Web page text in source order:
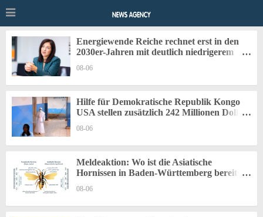
Energiewende Reiche rechnet erst in den
2030er-Jahren mit deutlich niedrigerem
08-06
Hilfe für Demokratische Republik Kongo
USA stellen zusätzlich 242 Millionen Dollar
08-06
Meldeaktion: Wo ist die Asiatische
Hornissen in Baden-Württemberg bereits
Art auf NABU|naturgucker und bei der
LUBW melden
08-06